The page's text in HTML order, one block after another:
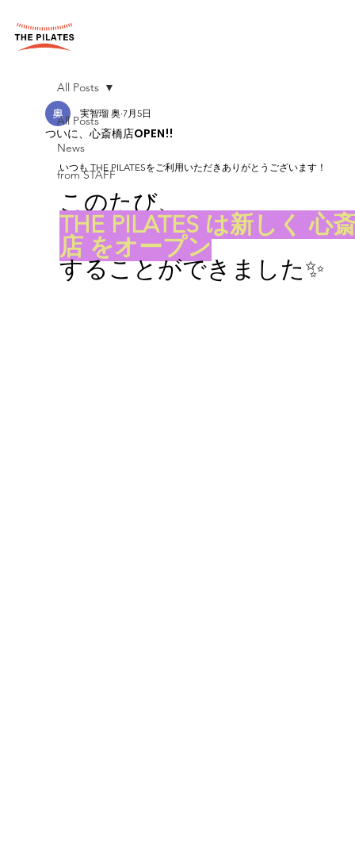
All Posts
News
from STAFF
All Posts
ついに、心斎橋店OPEN!!
実智瑠 奥 7月5日
いつも THE PILATESをご利用いただきありがとうございます！
このたび、
THE PILATES は新しく 心
店 をオープン
することができました✨